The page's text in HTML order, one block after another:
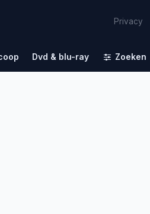
Privacy
Dvd & blu-ray Zoeken